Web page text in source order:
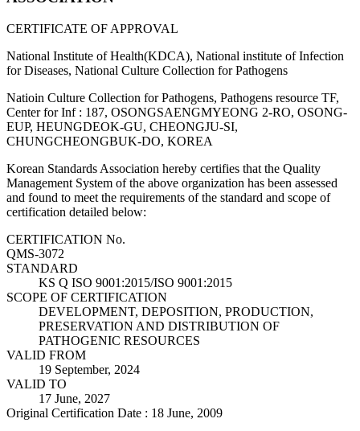
CERTIFICATE OF APPROVAL
National Institute of Health(KDCA), National institute of Infection
for Diseases, National Culture Collection for Pathogens
Natioin Culture Collection for Pathogens, Pathogens resource TF,
Center for Inf : 187, OSONGSAENGMYEONG 2-RO, OSONG-
EUP, HEUNGDEOK-GU, CHEONGJU-SI,
CHUNGCHEONGBUK-DO, KOREA
Korean Standards Association hereby certifies that the Quality
Management System of the above organization has been assessed
and found to meet the requirements of the standard and scope of
certification detailed below:
CERTIFICATION No.
QMS-3072
STANDARD
KS Q ISO 9001:2015/ISO 9001:2015
SCOPE OF CERTIFICATION
DEVELOPMENT, DEPOSITION, PRODUCTION,
PRESERVATION AND DISTRIBUTION OF
PATHOGENIC RESOURCES
VALID FROM
19 September, 2024
VALID TO
17 June, 2027
Original Certification Date : 18 June, 2009